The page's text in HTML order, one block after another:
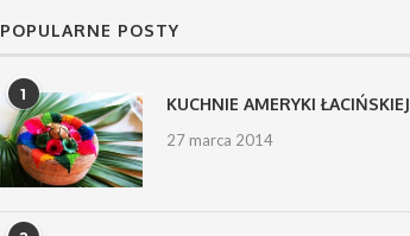
POPULARNE POSTY
1 KUCHNIE AMERYKI ŁACIŃSKIEJ
27 marca 2014